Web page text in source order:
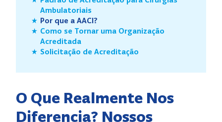
Ambulatoriais
Por que a AACI?
Como se Tornar uma Organização
Acreditada
Solicitação de Acreditação
O Que Realmente Nos
Diferencia? Nossos